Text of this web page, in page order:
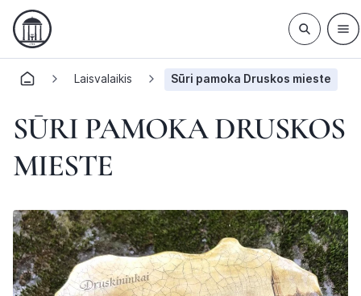
Laisvalaikis Sūri pamoka Druskos mieste
SŪRI PAMOKA DRUSKOS
MIESTE